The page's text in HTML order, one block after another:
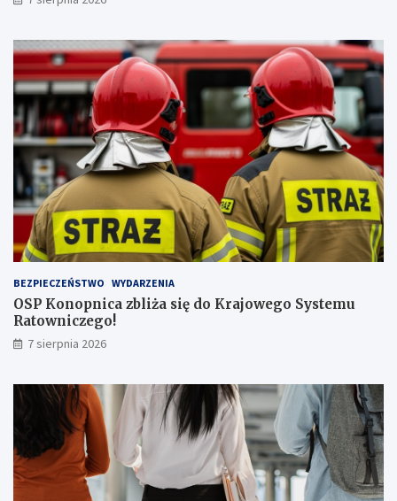
y
ż
s
z
ą
l
c
z
b
ą
a
a
ż
e
r
!
BEZPIECZEŃSTWO WYDARZENIA
OSP Konopnica zbliża się do Krajowego Systemu
Ratowniczego!
7 sierpnia 2026